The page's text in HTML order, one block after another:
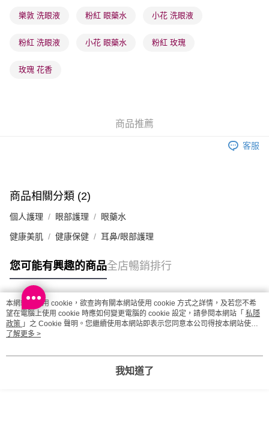
取。逾期會取消訂單，並不會安排重寄
(澳門門市) 只顯示可選門市。確認發貨後2-5個工作天到店，3天內
樂敦 洗眼液 粉紅 眼藥水 小花 洗眼液
粉紅 洗眼液 小花 眼藥水 粉紅 玫瑰
玫瑰 花香
商品推薦
客服
商品相關分類 (2)
個人護理 眼部護理 眼藥水
健康美肌 健康保健 耳鼻/眼部護理
您可能有興趣的商品全店暢銷排行
熱門標籤
熱銷排行
本網站中使用 cookie，欲查詢有關本網站使用 cookie 方式之詳情，及若您不希
望在電腦上使用 cookie 時應如何變更電腦的 cookie 設定，請參閱本網站「 私隱
政策 」之 Cookie 聲明。您繼續使用本網站即表示您同意本公司得按本網站使用
條款之 Cookie 聲明使用 cookie。
了解更多 >
我知道了